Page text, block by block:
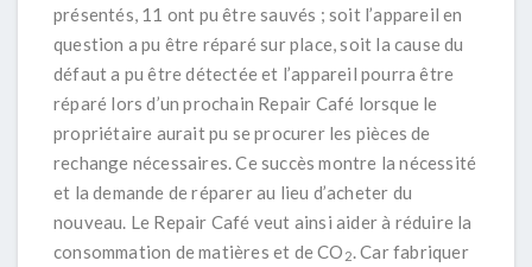
présentés, 11 ont pu être sauvés ; soit l’appareil en
question a pu être réparé sur place, soit la cause du
défaut a pu être détectée et l’appareil pourra être
réparé lors d’un prochain Repair Café lorsque le
propriétaire aurait pu se procurer les pièces de
rechange nécessaires. Ce succès montre la nécessité
et la demande de réparer au lieu d’acheter du
nouveau. Le Repair Café veut ainsi aider à réduire la
consommation de matières et de CO 2. Car fabriquer